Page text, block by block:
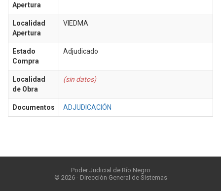
Apertura
Localidad
Apertura
VIEDMA
Estado
Compra
Adjudicado
Localidad
de Obra
(sin datos)
Documentos ADJUDICACIÓN